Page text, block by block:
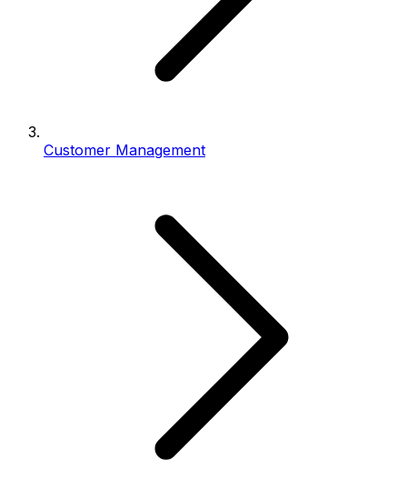
Customer Management